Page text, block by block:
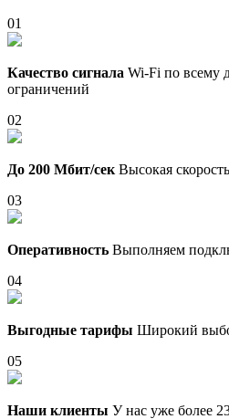
01
Качество сигнала Wi-Fi по всему
ограничений
02
До 200 Мбит/сек Высокая
03
Оперативность Выполняем
04
Выгодные тарифы Широкий
05
Наши клиенты У нас уже более